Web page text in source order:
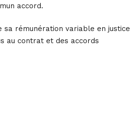
accord.
rémunération variable en
au contrat et des accords